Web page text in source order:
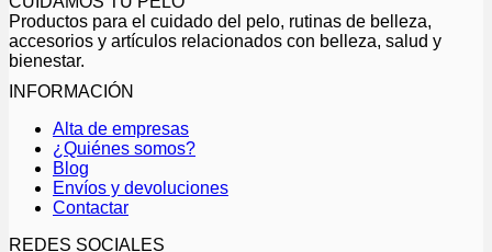
Productos para el cuidado del pelo, rutinas de belleza,
accesorios y artículos relacionados con belleza, salud y
bienestar.
INFORMACIÓN
Alta de empresas
¿Quiénes somos?
Blog
Envíos y devoluciones
Contactar
REDES SOCIALES